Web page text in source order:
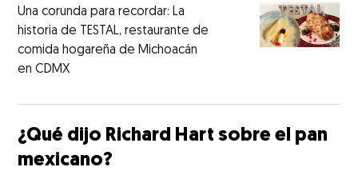
Una corunda para recordar: La
historia de TESTAL, restaurante de
comida hogareña de Michoacán
en CDMX
¿Qué dijo Richard Hart sobre el pan
mexicano?